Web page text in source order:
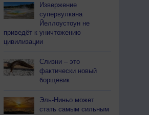
Извержение
супервулкана
Йеллоустоун не
приведёт к уничтожению
цивилизации
Слизни – это
фактически новый
борщевик
Эль-Ниньо может
стать самым сильным